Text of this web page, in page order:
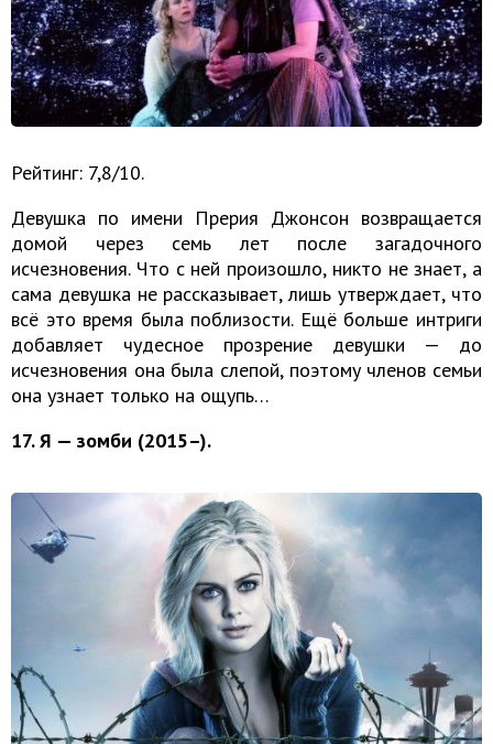
Рейтинг: 7,8/10.
Девушка по имени Прерия Джонсон возвращается
домой через семь лет после загадочного
исчезновения. Что с ней произошло, никто не знает, а
сама девушка не рассказывает, лишь утверждает, что
всё это время была поблизости. Ещё больше интриги
добавляет чудесное прозрение девушки — до
исчезновения она была слепой, поэтому членов семьи
она узнает только на ощупь…
17. Я — зомби (2015–).